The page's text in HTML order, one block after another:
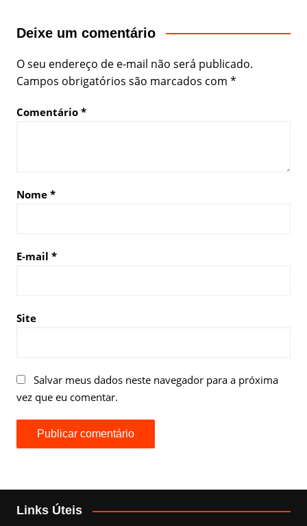
Deixe um comentário
O seu endereço de e-mail não será publicado.
Campos obrigatórios são marcados com *
Comentário *
Nome *
E-mail *
Site
Salvar meus dados neste navegador para a próxima
vez que eu comentar.
Links Úteis